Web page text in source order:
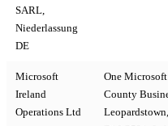
Success Stories
SARL,
Niederlassung
DE
Microsoft
Ireland
Operations Ltd
One
County